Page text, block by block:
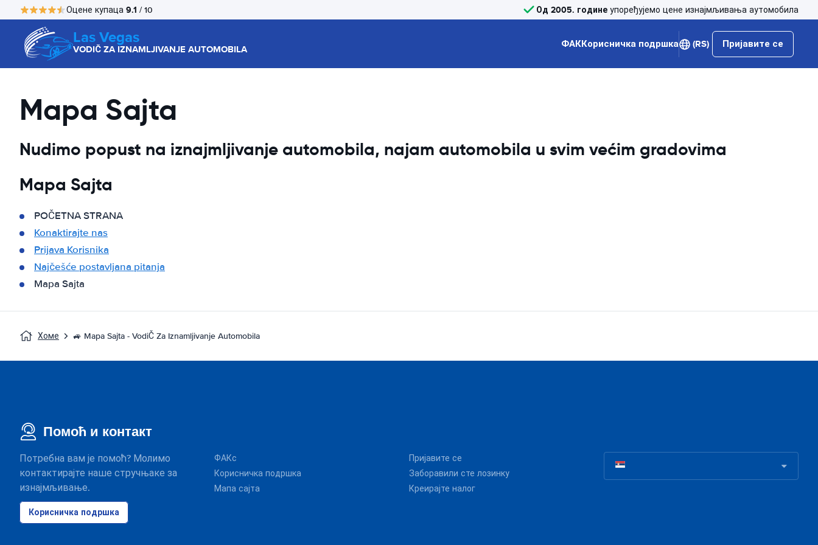
Оцене купаца 9.1 / 10 Од 2005. године упоређујемо цене изнајмљивања аутомобила
Las Vegas
VODIČ ZA IZNAMLJIVANJE AUTOMOBILA ФАККорисничка подршка (RS) Пријавите се
Mapa Sajta
Nudimo popust na iznajmljivanje automobila, najam automobila u svim većim gradovima
Mapa Sajta
POČETNA STRANA
Konaktirajte nas
Prijava Korisnika
Najčešće postavljana pitanja
Mapa Sajta
Хоме 🚙 Mapa Sajta - VodiČ Za Iznamljivanje Automobila
Помоћ и контакт
Потребна вам је помоћ? Молимо
контактирајте наше стручњаке за
изнајмљивање.
Корисничка подршка
ФАКс
Корисничка подршка
Мапа сајта
Пријавите се
Заборавили сте лозинку
Креирајте налог